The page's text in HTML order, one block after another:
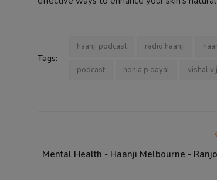
Tags:
haanji podcast radio haanji
podcast nonia p dayal vishal
Mental Health - Haanji Melbourne -